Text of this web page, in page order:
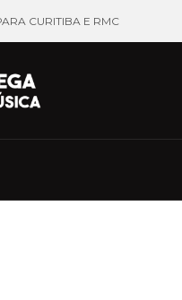
CURITIBA E RMC